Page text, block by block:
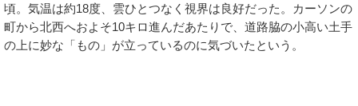
頃。気温は約18度、雲ひとつなく視界は良好だった。カーソンの
町から北西へおよそ10キロ進んだあたりで、道路脇の小高い土手
の上に妙な「もの」が立っているのに気づいたという。